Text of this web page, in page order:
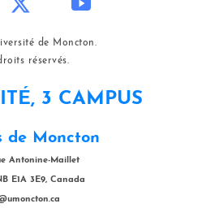
de Moncton.
réservés.
3 CAMPUS
de Moncton
Antonine-Maillet
E1A 3E9, Canada